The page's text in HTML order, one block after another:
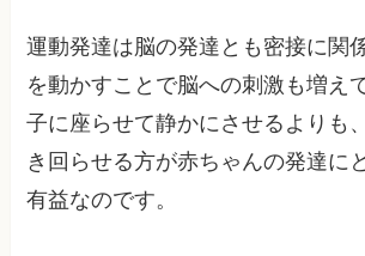
運動発達は脳の発達とも密接に関
を動かすことで脳への刺激も増え
子に座らせて静かにさせるよりも
き回らせる方が赤ちゃんの発達に
有益なのです。